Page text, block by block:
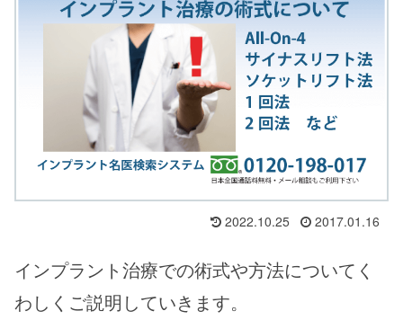
2022.10.25 2017.01.16
インプラント治療での術式や方法についてく
わしくご説明していきます。